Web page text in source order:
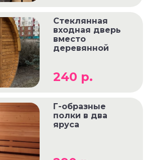
Стеклянная
входная дверь
вместо
деревянной
240 р.
Г-образные
полки в два
яруса